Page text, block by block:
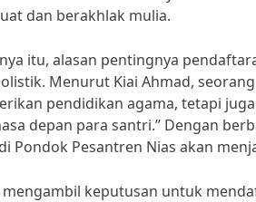
dan berakhlak mulia.
itu, alasan pentingnya
Menurut Kiai Ahmad,
pendidikan agama, tetapi
depan para santri.” Dengan
Pondok Pesantren Nias akan
mengambil keputusan untuk